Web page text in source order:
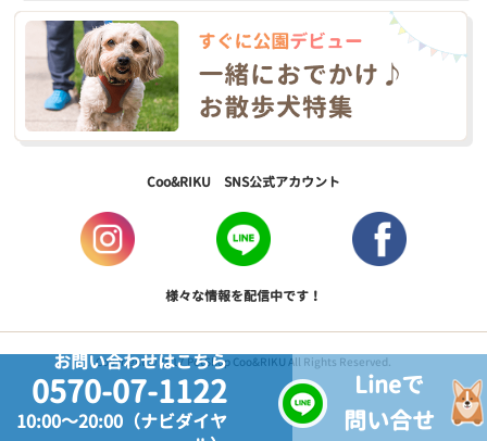
お問い合わせはこちら
0570-07-1122
10:00～20:00（ナビダイヤ
Lineで
問い合せ
Coo&RIKU SNS公式アカウント
様々な情報を配信中です！
Copyright © 2017 PetShop Coo&RIKU All Rights Reserved.